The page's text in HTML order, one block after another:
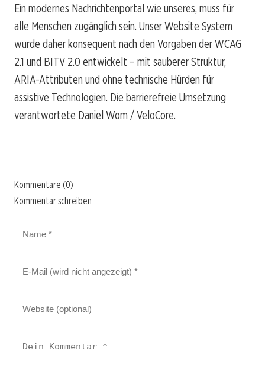
Ein modernes Nachrichtenportal wie unseres, muss für
alle Menschen zugänglich sein. Unser Website System
wurde daher konsequent nach den Vorgaben der WCAG
2.1 und BITV 2.0 entwickelt – mit sauberer Struktur,
ARIA-Attributen und ohne technische Hürden für
assistive Technologien. Die barrierefreie Umsetzung
verantwortete Daniel Wom / VeloCore.
Kommentare (0)
Kommentar schreiben